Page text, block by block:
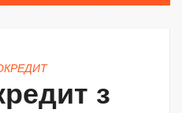
з